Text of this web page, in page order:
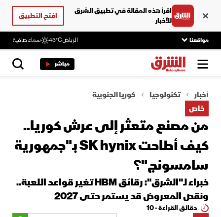
اقرأ هذه المقالة في تطبيق الشرق
للأخبار
افتح التطبيق
مواقعنا الرياض43°C سماء صافية
مباشر
أخبار تكنولوجيا
كوريا الجنوبية
خاص
من مصنع متعثر إلى عرش كوريا..
كيف أطاحت SK hynix بـ"جمهورية
سامسونج"؟
خبراء لـ"الشرق": رقائق HBM تغير قواعد اللعبة..
ونقص المعروض قد يستمر حتى 2027
دقائق القراءة - 10